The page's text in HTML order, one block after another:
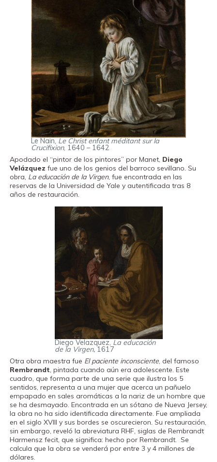
Le Nain, Le Christ enfant méditant sur la
Crucifixion, 1640 – 1642
Apodado el “pintor de los pintores” por Manet, Diego
Velázquez fue uno de los genios del barroco sevillano. Su
obra, La educación de la Virgen, fue encontrada en las
reservas de la Universidad de Yale y autentificada tras 8
años de restauración.
Diego Velazquez, La educación
de la Virgen,1617
Otra obra maestra fue El paciente inconsciente, del famoso
Rembrandt, pintada cuando aún era adolescente. Este
cuadro, que forma parte de una serie que ilustra los 5
sentidos, representa a una mujer que acerca un pañuelo
empapado en sales aromáticas a la nariz de un hombre que
se ha desmayado. Encontrada en un sótano de Nueva Jersey,
la obra no ha sido identificada directamente. Fue ampliada
en el siglo XVIII y sus bordes se oscurecieron. Su restauración,
sin embargo, reveló la abreviatura RHF, siglas de Rembrandt
Harmensz fecit, que significa: hecho por Rembrandt. Se
calcula que la obra se venderá por entre 3 y 4 millones de
dólares.